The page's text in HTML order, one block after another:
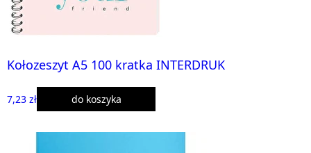
Kołozeszyt A5 100 kratka INTERDRUK
7,23 zł do koszyka